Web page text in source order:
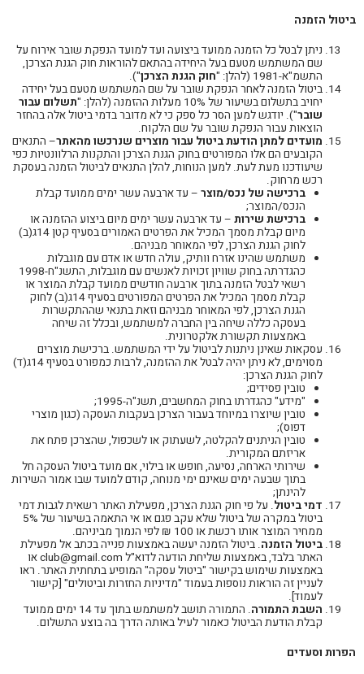
ביטול הזמנה
ניתן לבטל כל הזמנה ממועד ביצועה ועד למועד הנפקת שובר אירוח על
שם המשתמש מטעם בעל היחידה בהתאם להוראות חוק הגנת הצרכן,
התשמ"א-1981 (להלן: "
חוק הגנת הצרכן").
ביטול הזמנה לאחר הנפקת שובר על שם המשתמש מטעם בעל יחידה
יחויב בתשלום בשיעור של 10% מעלות ההזמנה (להלן: "
תשלום עבור
שובר"). יודגש למען הסר כל ספק כי לא מדובר בדמי ביטול אלה בהחזר
הוצאות עבור הנפקת שובר על שם הלקוח.
מועדים למתן הודעת ביטול עבור מוצרים שנרכשו מהאתר– התנאים
הקובעים הם אלו המפורטים בחוק הגנת הצרכן והתקנות הרלוונטיות כפי
שיעודכנו מעת לעת. למען הנוחות, להלן התנאים לביטול הזמנה בעסקת
רכש מרחוק.
ברכישה של נכס/מוצר– עד ארבעה עשר ימים ממועד קבלת
הנכס/המוצר;
ברכישת שירות– עד ארבעה עשר ימים מיום ביצוע ההזמנה או
מיום קבלת מסמך המכיל את הפרטים האמורים בסעיף קטן 14ג(ב)
לחוק הגנת הצרכן, לפי המאוחר מבניהם.
משתמש שהינו אזרח וותיק, עולה חדש או אדם עם מוגבלות
כהגדרתה בחוק שוויון זכויות לאנשים עם מוגבלות, התשנ"ח-1998
רשאי לבטל הזמנה בתוך ארבעה חודשים ממועד קבלת המוצר או
קבלת מסמך המכיל את הפרטים המפורטים בסעיף 14ג(ב) לחוק
הגנת הצרכן, לפי המאוחר מבניהם וזאת בתנאי שההתקשרות
בעסקה כללה שיחה בין החברה למשתמש, ובכלל זה שיחה
באמצעות תקשורת אלקטרונית.
עסקאות שאינן ניתנות לביטול על ידי המשתמש. ברכישת מוצרים
מסוימים, לא ניתן יהיה לבטל את ההזמנה, לרבות כמפורט בסעיף 14ג(ד)
לחוק הגנת הצרכן:
טובין פסידים;
"מידע" כהגדרתו בחוק המחשבים, תשנ"ה-1995;
טובין שיוצרו במיוחד בעבור הצרכן בעקבות העסקה (כגון מוצרי
דפוס);
טובין הניתנים להקלטה, לשעתוק או לשכפול, שהצרכן פתח את
אריזתם המקורית.
שירותי הארחה, נסיעה, חופש או בילוי, אם מועד ביטול העסקה חל
בתוך שבעה ימים שאינם ימי מנוחה, קודם למועד שבו אמור השירות
להינתן;
דמיביטול. על פי חוק הגנת הצרכן, מפעילת האתר רשאית לגבות דמי
ביטול במקרה של ביטול שלא עקב פגם או אי התאמה בשיעור של 5%
ממחיר המוצר אותו רכשת או 100 ₪ לפי הנמוך מביניהם.
ביטול הזמנה. ביטול הזמנה יעשה באמצעות פנייה בכתב אל מפעילת
האתר בלבד, באמצעות שליחת הודעה לדוא"ל club@gmail.com או
באמצעות שימוש בקישור "ביטול עסקה" המופיע בתחתית האתר. ראו
לעניין זה הוראות נוספות בעמוד "מדיניות החזרות וביטולים" [קישור
לעמוד].
השבת התמורה
. התמורה תושב למשתמש בתוך עד 14 ימים ממועד
קבלת הודעת הביטול כאמור לעיל באותה הדרך בה בוצע התשלום.
הפרות וסעדים